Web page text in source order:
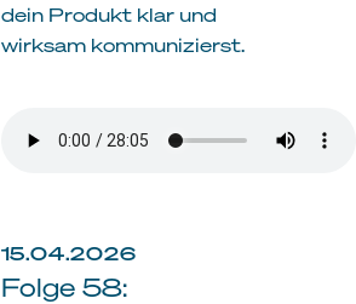
dein Produkt klar und
wirksam kommunizierst.
15.04.2026
Folge 58: